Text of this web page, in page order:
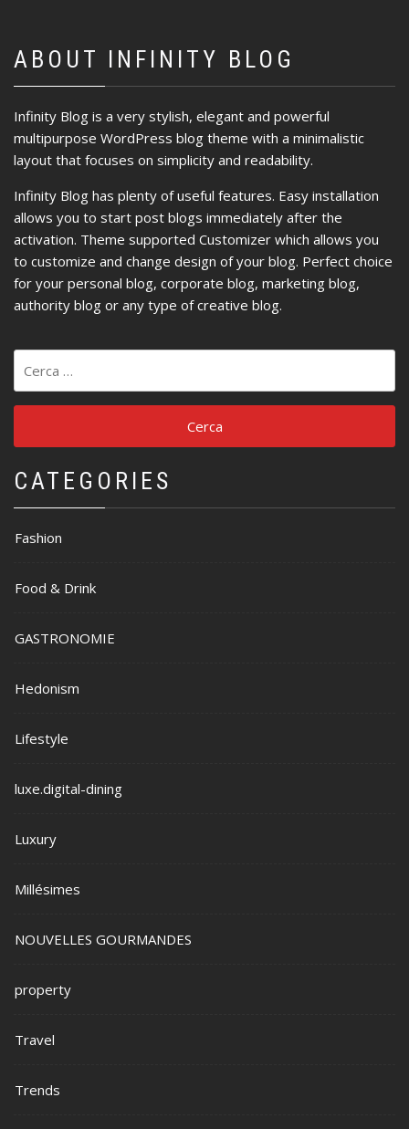
ABOUT INFINITY BLOG
Infinity Blog is a very stylish, elegant and powerful
multipurpose WordPress blog theme with a minimalistic
layout that focuses on simplicity and readability.
Infinity Blog has plenty of useful features. Easy installation
allows you to start post blogs immediately after the
activation. Theme supported Customizer which allows you
to customize and change design of your blog. Perfect choice
for your personal blog, corporate blog, marketing blog,
authority blog or any type of creative blog.
per:
CATEGORIES
Fashion
Food & Drink
GASTRONOMIE
Hedonism
Lifestyle
luxe.digital-dining
Luxury
Millésimes
NOUVELLES GOURMANDES
property
Travel
Trends